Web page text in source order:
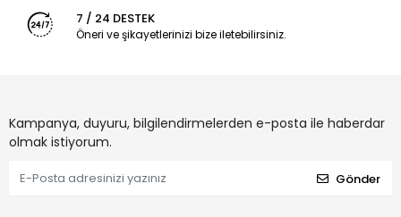
7 / 24 DESTEK
Öneri ve şikayetlerinizi bize iletebilirsiniz.
Kampanya, duyuru, bilgilendirmelerden e-posta ile haberdar
olmak istiyorum.
Gönder